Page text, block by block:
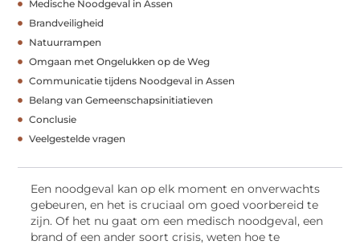
Medische Noodgeval in Assen
Brandveiligheid
Natuurrampen
Omgaan met Ongelukken op de Weg
Communicatie tijdens Noodgeval in Assen
Belang van Gemeenschapsinitiatieven
Conclusie
Veelgestelde vragen
Een noodgeval kan op elk moment en onverwachts
gebeuren, en het is cruciaal om goed voorbereid te
zijn. Of het nu gaat om een medisch noodgeval, een
brand of een ander soort crisis, weten hoe te